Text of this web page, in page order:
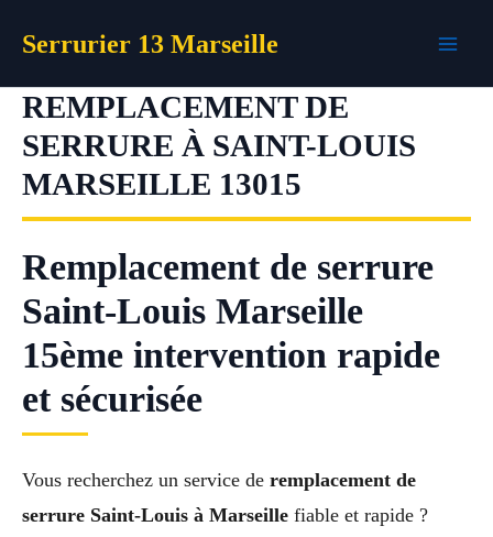
Serrurier 13 Marseille
REMPLACEMENT DE
SERRURE À SAINT-LOUIS
MARSEILLE 13015
Remplacement de serrure
Saint-Louis Marseille
15ème intervention rapide
et sécurisée
Vous recherchez un service de remplacement de
serrure Saint-Louis à Marseille fiable et rapide ?